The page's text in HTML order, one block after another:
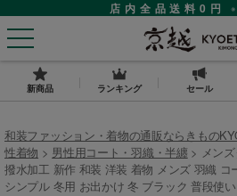
店内全品送料0円
新商品 ランキング セール
和装ファッション・着物の通販ならきもの
性着物
男性用コート・羽織・半纏
メン
撥水加工 新作 和装 洋装 着物 メンズ 羽織
シンプル 冬用 お出かけ 冬 ブラック 普段使い